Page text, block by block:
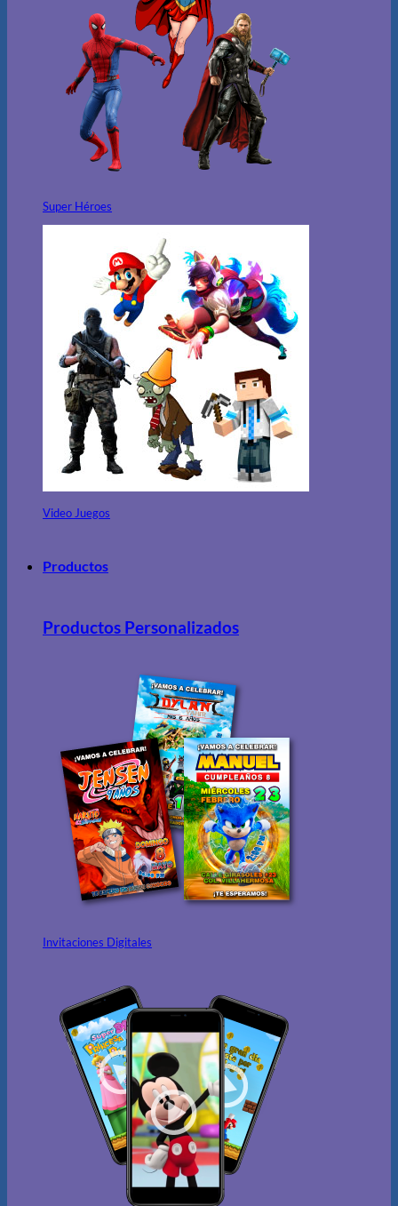
Super Héroes
Video Juegos
Productos
Productos Personalizados
Invitaciones Digitales